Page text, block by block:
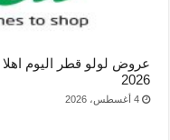
2026
4 أغسطس، 2026